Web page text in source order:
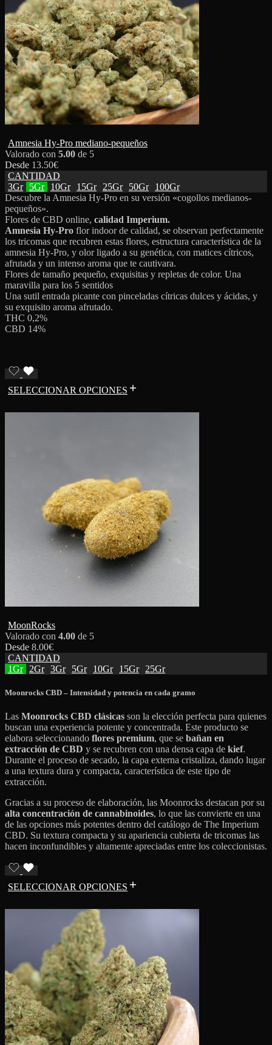
Amnesia Hy-Pro mediano-pequeños
Valorado con 5.00 de 5
Desde 13.50€
CANTIDAD
3Gr
5Gr 10Gr 15Gr 25Gr 50Gr
100Gr
Descubre la Amnesia Hy-Pro en su versión «cogollos medianos-
pequeños».
Flores de CBD online, calidad Imperium.
Amnesia Hy-Pro flor indoor de calidad, se observan perfectamente
los tricomas que recubren estas flores, estructura característica de la
amnesia Hy-Pro, y olor ligado a su genética, con matices cítricos,
afrutada y un intenso aroma que te cautivara.
Flores de tamaño pequeño, exquisitas y repletas de color. Una
maravilla para los 5 sentidos
Una sutil entrada picante con pinceladas cítricas dulces y ácidas, y
su exquisito aroma afrutado.
THC 0,2%
CBD 14%
SELECCIONAR OPCIONES
MoonRocks
Valorado con 4.00 de 5
Desde 8.00€
CANTIDAD
1Gr
2Gr 3Gr 5Gr 10Gr 15Gr 25Gr
Moonrocks CBD – Intensidad y potencia en cada gramo
Las Moonrocks CBD clásicas son la elección perfecta para quienes
buscan una experiencia potente y concentrada. Este producto se
elabora seleccionando flores premium, que se bañan en
extracción de CBD y se recubren con una densa capa de kief.
Durante el proceso de secado, la capa externa cristaliza, dando lugar
a una textura dura y compacta, característica de este tipo de
extracción.
Gracias a su proceso de elaboración, las Moonrocks destacan por su
alta concentración de cannabinoides, lo que las convierte en una
de las opciones más potentes dentro del catálogo de The Imperium
CBD. Su textura compacta y su apariencia cubierta de tricomas las
hacen inconfundibles y altamente apreciadas entre los coleccionistas.
SELECCIONAR OPCIONES